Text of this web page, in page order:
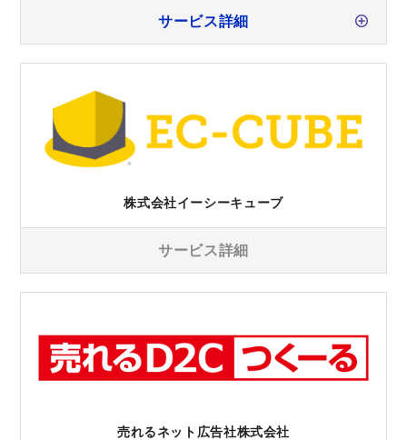
サービス詳細
株式会社イーシーキューブ
サービス詳細
売れるネット広告社株式会社